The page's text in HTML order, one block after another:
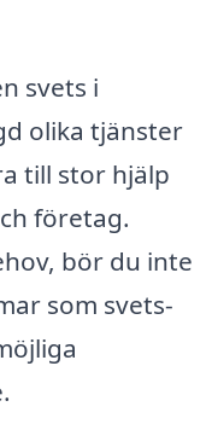
svets i
olika tjänster
till stor hjälp
företag.
bör du inte
som svets-